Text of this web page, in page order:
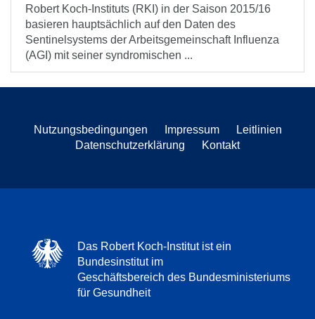
Robert Koch-Instituts (RKI) in der Saison 2015/16
basieren hauptsächlich auf den Daten des
Sentinelsystems der Arbeitsgemeinschaft Influenza
(AGI) mit seiner syndromischen ...
Nutzungsbedingungen Impressum
Leitlinien
Datenschutzerklärung
Kontakt
Das Robert Koch-Institut ist ein
Bundesinstitut im
Geschäftsbereich des Bundesministeriums
für Gesundheit